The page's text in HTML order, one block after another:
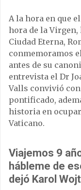
A la hora en que
hora de la Virgen,
Ciudad Eterna,
conmemoramos
antes de su
entrevista el Dr
Valls convivió con
pontificado,
historia en ocupar
Vaticano.
Viajemos 9
hábleme de
dejó Karol